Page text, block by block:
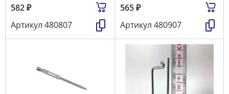
582₽
Артикул 480807
565₽
Артикул 480907